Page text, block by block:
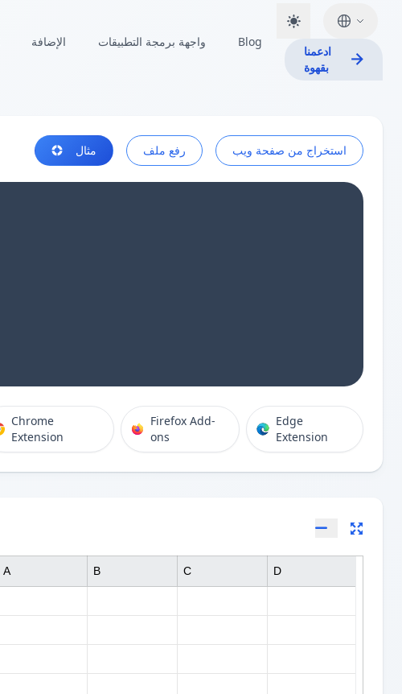
الإضافة واجهة برمجة التطبيقات Blog
ادعمنا
بقهوة
مثال رفع ملف استخراج من صفحة ويب
Chrome
Extension
Firefox Add-
ons
Edge
Extension
A B C D